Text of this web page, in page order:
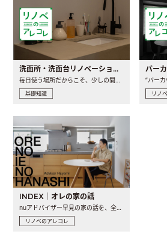
洗面所・洗面台リノベーションの事例と間取りアイデア
基礎知識 リノ
INDEX｜オレの家の話
nuアドバイザー早見の家の話を、全4話でお届け。リノベーションを..
リノベのアレコレ